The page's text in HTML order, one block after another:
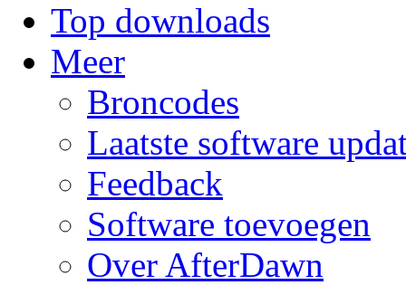
Top downloads
Meer
Broncodes
Laatste software
Feedback
Software toevoegen
Over AfterDawn